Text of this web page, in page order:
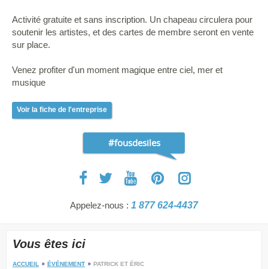
Activité gratuite et sans inscription. Un chapeau circulera pour
soutenir les artistes, et des cartes de membre seront en vente
sur place.
Venez profiter d'un moment magique entre ciel, mer et
musique
Voir la fiche de l'entreprise
#fousdesiles
Appelez-nous : 1 877 624-4437
Vous êtes ici
ACCUEIL ÉVÉNEMENT PATRICK ET ÉRIC